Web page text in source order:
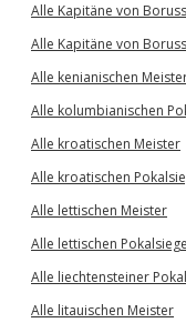
Alle Kapitäne von
Alle Kapitäne von
Alle kenianischen
Alle kolumbianischen
Alle kroatischen Meister
Alle kroatischen
Alle lettischen Meister
Alle lettischen
Alle liechtensteiner
Alle litauischen Meister